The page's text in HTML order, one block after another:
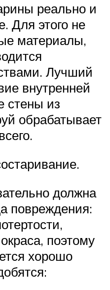
реально и
Для этого не
материалы,
Лучший
внутренней
стены из
обрабатывает
должна
повреждения:
поэтому
хорошо